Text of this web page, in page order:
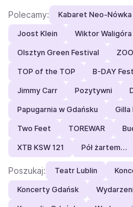
Polecamy: Kabaret Neo-Nówka
Joost Klein Wiktor Waligóra
Olsztyn Green Festival
TOP of the TOP B-DAY
Jimmy Carr Pozytywni
Papugarnia w Gdańsku Gilla
Two Feet TOREWAR
XTB KSW 121 Pół żartem…
Poszukaj: Teatr Lublin
Koncerty Gdańsk